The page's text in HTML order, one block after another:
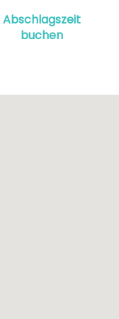
Abschlagszeit
buchen